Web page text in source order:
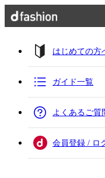
はじめての方
ガイド一覧
よくあるご質
会員登録 / ロ